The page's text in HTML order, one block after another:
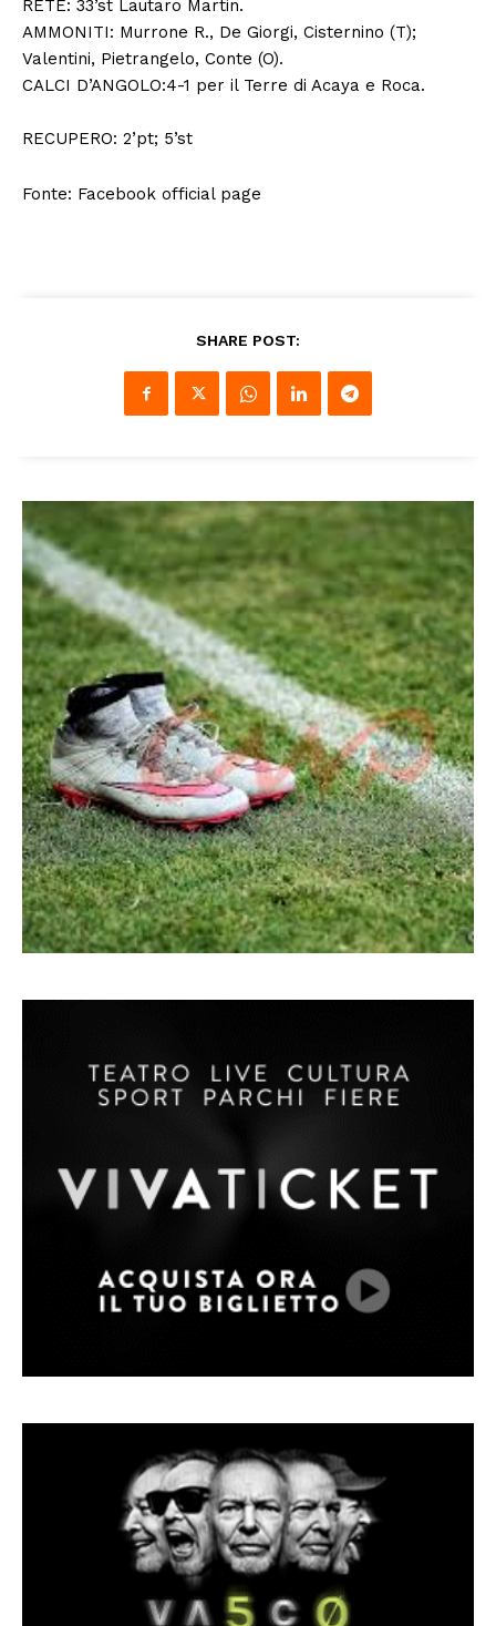
RETE: 33’st Lautaro Martin.
AMMONITI: Murrone R., De Giorgi, Cisternino (T);
Valentini, Pietrangelo, Conte (O).
CALCI D’ANGOLO:4-1 per il Terre di Acaya e Roca.
RECUPERO: 2’pt; 5’st
Fonte: Facebook official page
SHARE POST: